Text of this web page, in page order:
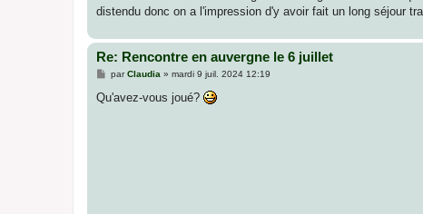
distendu donc on a l'impression d'y avoir fait un long séjour
Re: Rencontre en auvergne le 6 juillet
M
s
parClaudia » mardi 9 juil. 2024 12:19
Qu'avez-vous joué?